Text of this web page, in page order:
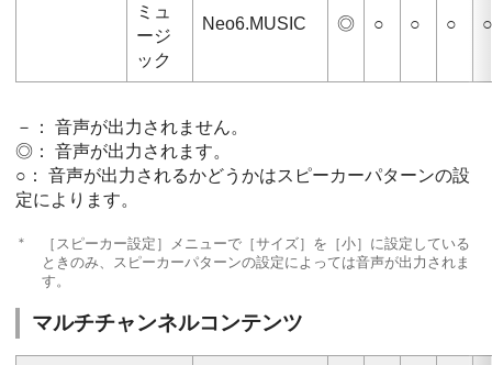
ミュ
ージ
ック
Neo6.MUSIC ◎ ○ ○ ○
－： 音声が出力されません。
◎： 音声が出力されます。
○： 音声が出力されるかどうかはスピーカーパターンの設
定によります。
＊ ［ スピーカー設定 ］メニューで［サイズ］を［小］に設定している
ときのみ、スピーカーパターンの設定によっては音声が出力されま
す。
マルチチャンネルコンテンツ